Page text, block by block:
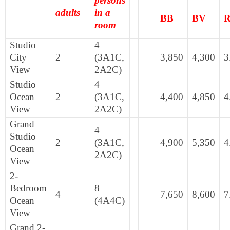
adults
in a
room
BB BV
Studio
City
View
2
4
(3A1C,
2A2C)
3,850 4,300
Studio
Ocean
View
2
4
(3A1C,
2A2C)
4,400 4,850
Grand
Studio
Ocean
View
2
4
(3A1C,
2A2C)
4,900 5,350
2-
Bedroom
Ocean
View
4
8
(4A4C)
7,650 8,600